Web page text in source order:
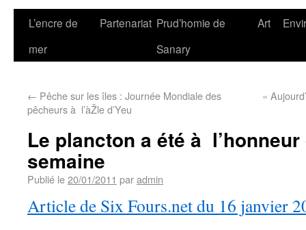
L’encre de
mer
Partenariat Prud’homie de
Sanary
Art
← Pêche sur les îles : Journée Mondiale des
pêcheurs à l’àŽle d’Yeu
«
Le plancton a été à
semaine
Publié le20/01/2011 paradmin
Article de Six Fours.net du 16 janvier